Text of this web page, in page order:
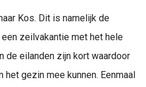
Kos. Dit is namelijk de
zeilvakantie met het hele
de eilanden zijn kort waardoor
gezin mee kunnen. Eenmaal